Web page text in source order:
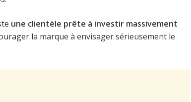
une clientèle prête à investir massivement
la marque à envisager sérieusement le